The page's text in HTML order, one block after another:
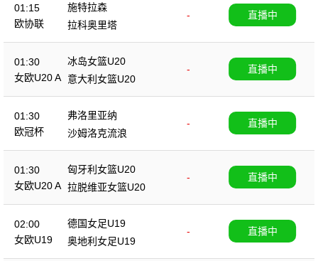
01:15
欧协联
施特拉森
-
拉科奥里塔
直播中
01:30
女欧U20 A
冰岛女篮U20
-
意大利女篮U20
直播中
01:30
欧冠杯
弗洛里亚纳
-
沙姆洛克流浪
直播中
01:30
女欧U20 A
匈牙利女篮U20
-
拉脱维亚女篮U20
直播中
02:00
女欧U19
德国女足U19
-
奥地利女足U19
直播中